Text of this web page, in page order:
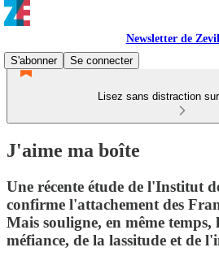
Newsletter de
S'abonner
Se connecter
Lisez sans distraction
J'aime ma boîte
Une récente étude de l'Institut
confirme l'attachement des
Mais souligne, en même temps,
méfiance, de la lassitude et de